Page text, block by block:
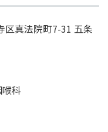
真法院町7-31 五条
科